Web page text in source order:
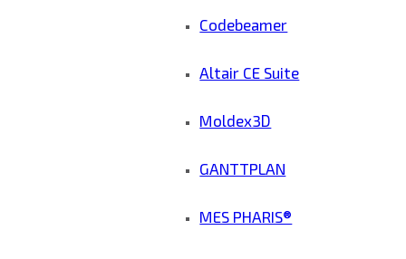
Codebeamer
Altair CE Suite
Moldex3D
GANTTPLAN
MES PHARIS®